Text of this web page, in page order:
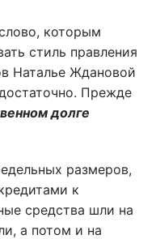
которым
стиль правления
Наталье Ждановой
Прежде
долге
размеров,
к
средства шли на
а потом и на